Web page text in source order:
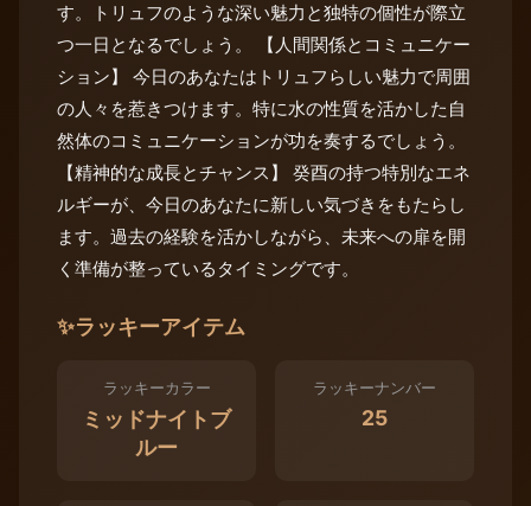
す。トリュフのような深い魅力と独特の個性が際立
つ一日となるでしょう。 【人間関係とコミュニケー
ション】 今日のあなたはトリュフらしい魅力で周囲
の人々を惹きつけます。特に水の性質を活かした自
然体のコミュニケーションが功を奏するでしょう。
【精神的な成長とチャンス】 癸酉の持つ特別なエネ
ルギーが、今日のあなたに新しい気づきをもたらし
ます。過去の経験を活かしながら、未来への扉を開
く準備が整っているタイミングです。
✨ラッキーアイテム
ラッキーカラー
ミッドナイトブ
ルー
ラッキーナンバー
25